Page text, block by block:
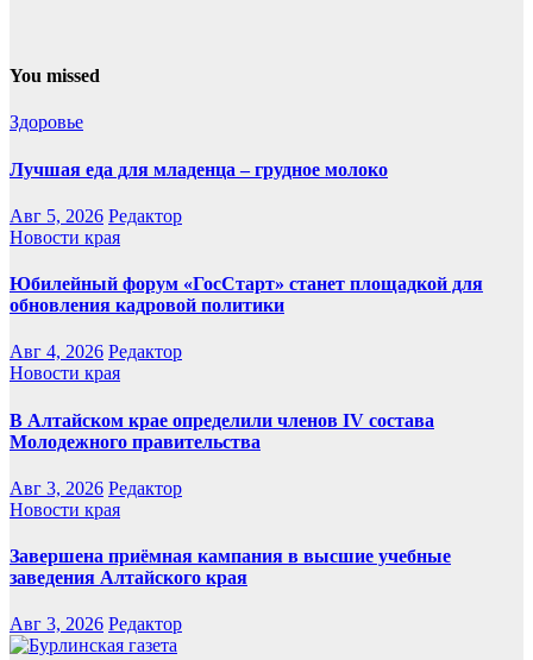
You missed
Здоровье
Лучшая еда для младенца – грудное молоко
Авг 5, 2026 Редактор
Новости края
Юбилейный форум «ГосСтарт» станет площадкой для
обновления кадровой политики
Авг 4, 2026 Редактор
Новости края
В Алтайском крае определили членов IV состава
Молодежного правительства
Авг 3, 2026 Редактор
Новости края
Завершена приёмная кампания в высшие учебные
заведения Алтайского края
Авг 3, 2026 Редактор